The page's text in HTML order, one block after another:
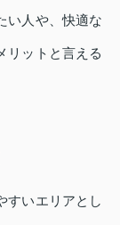
い人や、快適な
リットと言える
すいエリアとし